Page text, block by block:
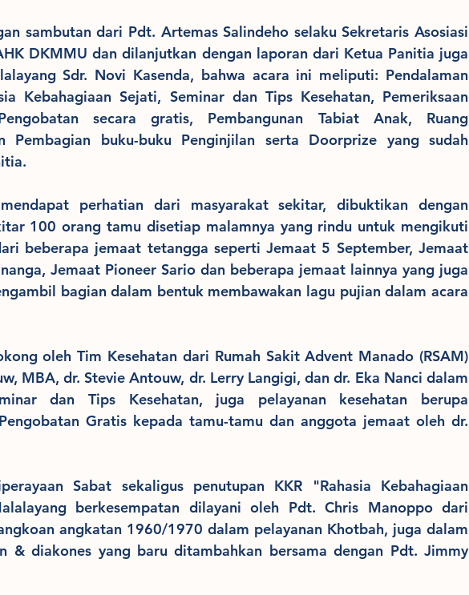
sambutan dari Pdt. Artemas Salindeho selaku Sekretaris Asosiasi
DKMMU dan dilanjutkan dengan laporan dari Ketua Panitia juga
Sdr. Novi Kasenda, bahwa acara ini meliputi: Pendalaman
Kebahagiaan Sejati, Seminar dan Tips Kesehatan, Pemeriksaan
secara gratis, Pembangunan Tabiat Anak, Ruang
Pembagian buku-buku Penginjilan serta Doorprize yang sudah
perhatian dari masyarakat sekitar, dibuktikan dengan
100 orang tamu disetiap malamnya yang rindu untuk mengikuti
beberapa jemaat tetangga seperti Jemaat 5 September, Jemaat
Jemaat Pioneer Sario dan beberapa jemaat lainnya yang juga
bagian dalam bentuk membawakan lagu pujian dalam acara
oleh Tim Kesehatan dari Rumah Sakit Advent Manado (RSAM)
MBA, dr. Stevie Antouw, dr. Lerry Langigi, dan dr. Eka Nanci dalam
dan Tips Kesehatan, juga pelayanan kesehatan berupa
Gratis kepada tamu-tamu dan anggota jemaat oleh dr.
Sabat sekaligus penutupan KKR "Rahasia Kebahagiaan
berkesempatan dilayani oleh Pdt. Chris Manoppo dari
angkatan 1960/1970 dalam pelayanan Khotbah, juga dalam
& diakones yang baru ditambahkan bersama dengan Pdt. Jimmy